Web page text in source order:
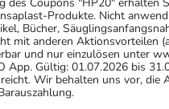
Produkte. Nicht
Bücher,
mit anderen Aktionsvorteilen
und nur einzulösen unter
App. Gültig: 01.07.2026 bis
Wir behalten uns vor, die